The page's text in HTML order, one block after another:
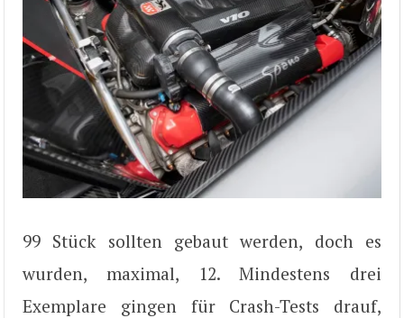
99 Stück sollten gebaut werden, doch es
wurden, maximal, 12. Mindestens drei
Exemplare gingen für Crash-Tests drauf,